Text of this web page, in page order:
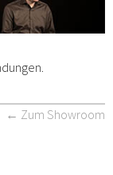
← Zum Showroom